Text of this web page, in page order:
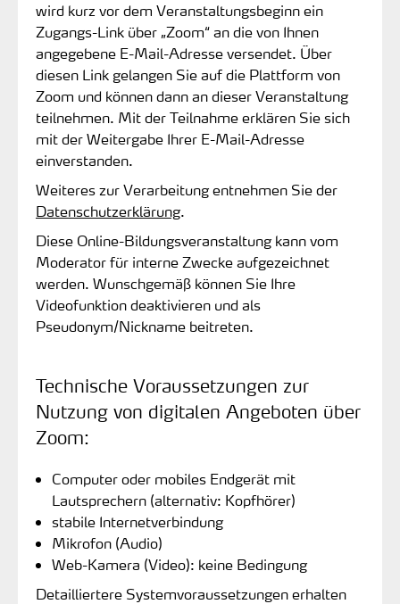
wird kurz vor dem Veranstaltungsbeginn ein
Zugangs-Link über „Zoom“ an die von Ihnen
angegebene E-Mail-Adresse versendet. Über
diesen Link gelangen Sie auf die Plattform von
Zoom und können dann an dieser Veranstaltung
teilnehmen. Mit der Teilnahme erklären Sie sich
mit der Weitergabe Ihrer E-Mail-Adresse
einverstanden.
Weiteres zur Verarbeitung entnehmen Sie der
Datenschutzerklärung.
Diese Online-Bildungsveranstaltung kann vom
Moderator für interne Zwecke aufgezeichnet
werden. Wunschgemäß können Sie Ihre
Videofunktion deaktivieren und als
Pseudonym/Nickname beitreten.
Technische Voraussetzungen zur
Nutzung von digitalen Angeboten über
Zoom:
Computer oder mobiles Endgerät mit
Lautsprechern (alternativ: Kopfhörer)
stabile Internetverbindung
Mikrofon (Audio)
Web-Kamera (Video): keine Bedingung
Detailliertere Systemvoraussetzungen erhalten